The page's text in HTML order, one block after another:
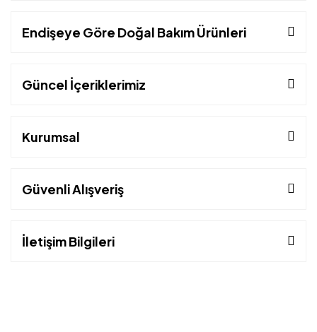
Endişeye Göre Doğal Bakım Ürünleri
Güncel İçeriklerimiz
Kurumsal
Güvenli Alışveriş
İletişim Bilgileri